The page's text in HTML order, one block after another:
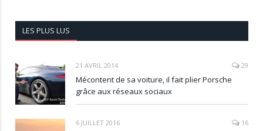
LES PLUS LUS
21 AVRIL 2014 29
Mécontent de sa voiture, il fait plier Porsche
grâce aux réseaux sociaux
6 JUILLET 2016 16